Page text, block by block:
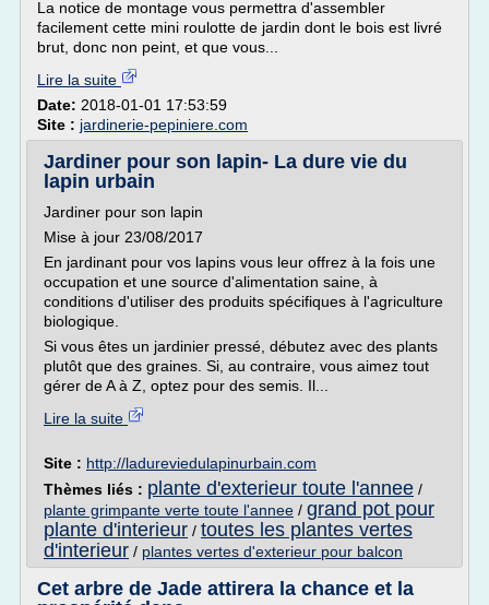
La notice de montage vous permettra d'assembler
facilement cette mini roulotte de jardin dont le bois est livré
brut, donc non peint, et que vous...
Lire la suite
Date: 2018-01-01 17:53:59
Site : jardinerie-pepiniere.com
Jardiner pour son lapin- La dure vie du
lapin urbain
Jardiner pour son lapin
Mise à jour 23/08/2017
En jardinant pour vos lapins vous leur offrez à la fois une
occupation et une source d'alimentation saine, à
conditions d'utiliser des produits spécifiques à l'agriculture
biologique.
Si vous êtes un jardinier pressé, débutez avec des plants
plutôt que des graines. Si, au contraire, vous aimez tout
gérer de A à Z, optez pour des semis. Il...
Lire la suite
Site : http://ladureviedulapinurbain.com
Thèmes liés : plante d'exterieur toute l'annee /
plante grimpante verte toute l'annee / grand pot pour
plante d'interieur / toutes les plantes vertes
d'interieur / plantes vertes d'exterieur pour balcon
Cet arbre de Jade attirera la chance et la